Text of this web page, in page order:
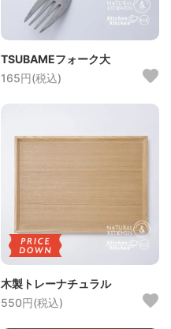
TSUBAMEフォーク大
165円(税込)
木製トレーナチュラル
550円(税込)